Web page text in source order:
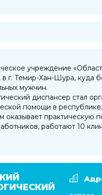
учреждение
г. Темир-Хан-Шура, куда
мужчин.
диспансер стал
помощи в
оказывает практическую
работают 10